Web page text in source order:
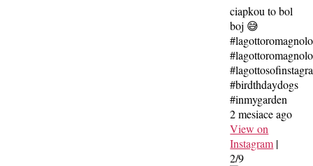
ciapkou to bol
boj 😅
#birdthdaydogs
#inmygarden
2 mesiace ago
View on
Instagram |
2/9